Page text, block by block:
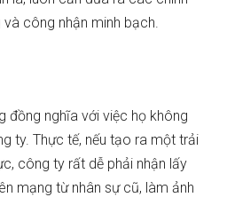
công nhận minh bạch.
đồng nghĩa với việc họ không
ty. Thực tế, nếu tạo ra một trải
công ty rất dễ phải nhận lấy
mạng từ nhân sự cũ, làm ảnh